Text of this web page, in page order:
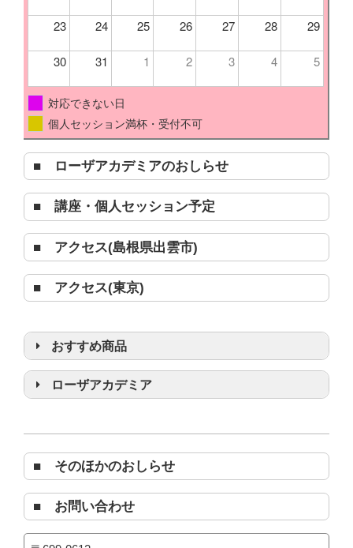
23 24 25 26 27 28 29
30 31 1 2 3 4 5
対応できない日
個人セッション満杯・受付不可
■ ローザアカデミアのおしらせ
■ 講座・個人セッション予定
■ アクセス(島根県出雲市)
■ アクセス(東京)
おすすめ商品
浄化グッズ
ローザアカデミア
■ そのほかのおしらせ
■ お問い合わせ